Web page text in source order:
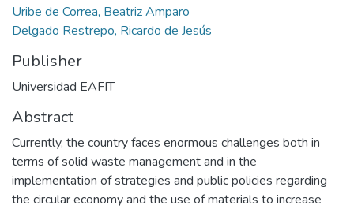
Uribe de Correa, Beatriz Amparo
Delgado Restrepo, Ricardo de Jesús
Publisher
Universidad EAFIT
Abstract
Currently, the country faces enormous challenges both in
terms of solid waste management and in the
implementation of strategies and public policies regarding
the circular economy and the use of materials to increase